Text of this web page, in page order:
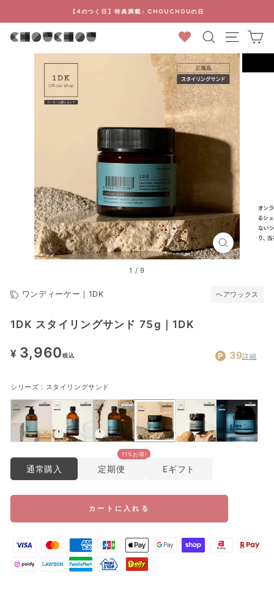
ン
イ
を
停
止
る
【4のつく日】特典満載♪ CHOUCHOUの日
検索結果 カ
閉
じ
1 / 9
ワンディーケー｜1DK ヘアワックス
1DK スタイリングサンド 75g｜1DK
¥ 3,960税込 39詳細
常
シリーズ： スタイリングサンド
通常購入 定期便
11%お得!
Eギフト
カートに入れる